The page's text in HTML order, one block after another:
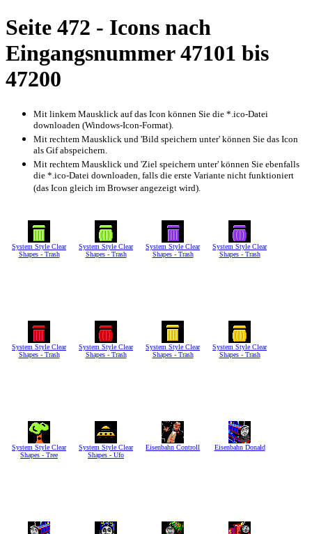
Seite 472 - Icons nach
Eingangsnummer 47101 bis
47200
Mit linkem Mausklick auf das Icon können Sie die *.ico-Datei
downloaden (Windows-Icon-Format).
Mit rechtem Mausklick und 'Bild speichern unter' können Sie das Icon
als Gif abspeichern.
Mit rechtem Mausklick und 'Ziel speichern unter' können Sie ebenfalls
die *.ico-Datei downloaden, falls die erste Variante nicht funktioniert
(das Icon gleich im Browser angezeigt wird).
System Style Clear
Shapes - Trash
System Style Clear
Shapes - Trash
System Style Clear
Shapes - Trash
System Style Clear
Shapes - Trash
System Style Clear
Shapes - Trash
System Style Clear
Shapes - Trash
System Style Clear
Shapes - Trash
System Style Clear
Shapes - Trash
System Style Clear
Shapes - Tree
System Style Clear
Shapes - Ufo
Eisenbahn Controll Eisenbahn Donald